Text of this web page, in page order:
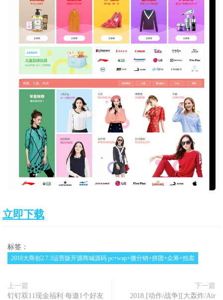
立即下载
标签：
2018大商创2.7.3运营版开源商城源码 pc+wap+微分销+拼团+众筹+拍卖
上一篇
钉钉双11现金福利 每邀1个好友
下一篇
2018.[动作/战争][大轰炸/Air